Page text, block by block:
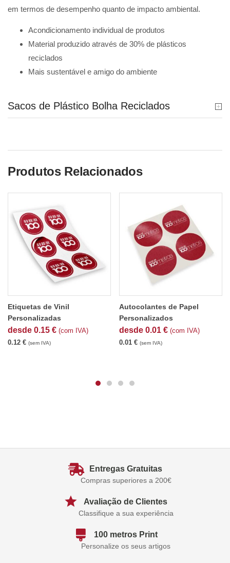
em termos de desempenho quanto de impacto ambiental.
Acondicionamento individual de produtos
Material produzido através de 30% de plásticos
reciclados
Mais sustentável e amigo do ambiente
Sacos de Plástico Bolha Reciclados
Produtos Relacionados
Etiquetas de Vinil
Personalizadas
desde 0.15 € (com IVA)
0.12 € (sem IVA)
Autocolantes de Papel
Personalizados
desde 0.01 € (com IVA)
0.01 € (sem IVA)
Entregas Gratuitas
Compras superiores a 200€
Avaliação de Clientes
Classifique a sua experiência
100 metros Print
Personalize os seus artigos